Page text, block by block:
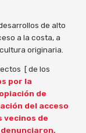
de alto
a la costa, a
originaria.
[ de los
por la
de
del acceso
vecinos de